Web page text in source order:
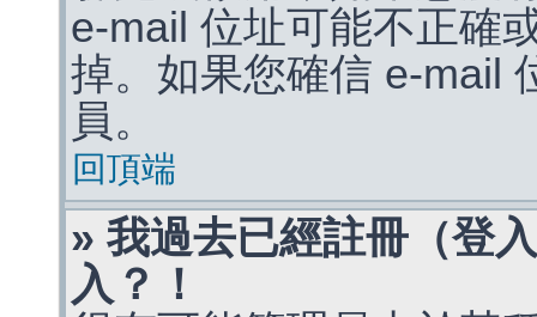
e-mail 位址可能不正確
掉。如果您確信 e-mail
員。
回頂端
» 我過去已經註冊（登
入？！